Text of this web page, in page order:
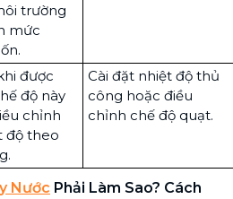
trường
mức
được
độ này
chỉnh
độ theo
Cài đặt nhiệt độ thủ
công hoặc điều
chỉnh chế độ quạt.
Nước Phải Làm Sao? Cách